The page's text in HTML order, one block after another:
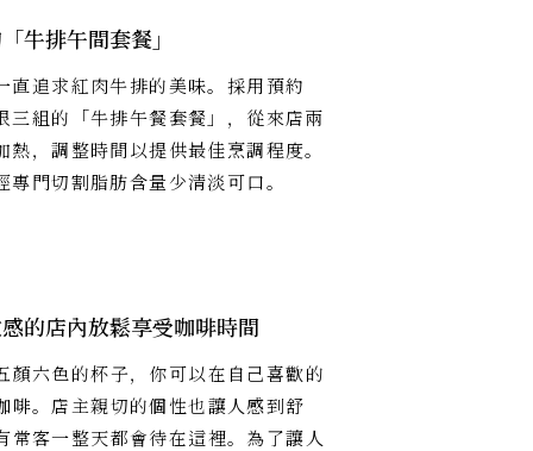
牛排午間套餐」
直追求紅肉牛排的美味。採用預約
三組的「牛排午餐套餐」，從來店兩
熱，調整時間以提供最佳烹調程度。
專門切割脂肪含量少清淡可口。
的店內放鬆享受咖啡時間
顏六色的杯子，你可以在自己喜歡的
啡。店主親切的個性也讓人感到舒
常客一整天都會待在這裡。為了讓人